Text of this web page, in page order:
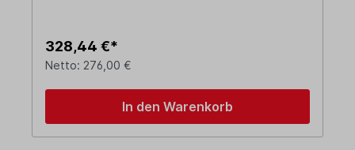
328,44 €*
Netto: 276,00 €
In den Warenkorb